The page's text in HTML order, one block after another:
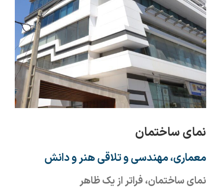
نمای ساختمان
معماری، مهندسی و تلاقی هنر و دانش
نمای ساختمان، فراتر از یک ظاهر